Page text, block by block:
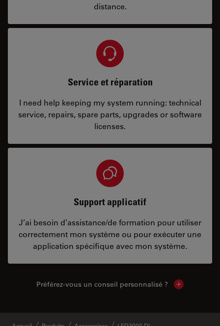
distance.
Service et réparation
I need help keeping my system running: technical
service, repairs, spare parts, upgrades or software
licenses.
Support applicatif
J’ai besoin d’assistance/de formation pour utiliser
correctement mon système ou pour exécuter une
application spécifique avec mon système.
Préférez-vous un conseil personnalisé ? Show local